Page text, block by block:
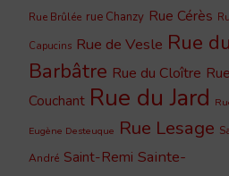
Rue Brûlée rue Chanzy Rue Cérès
Capucins Rue de Vesle Rue du
Barbâtre Rue du Cloître
Couchant Rue du Jard
Eugène Desteuque Rue Lesage
André Saint-Remi Sainte-